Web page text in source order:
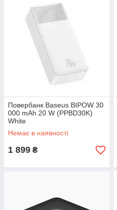
Повербанк Baseus BIPOW 30
000 mAh 20 W (PPBD30K)
White
Немає в наявності
1 899 ₴